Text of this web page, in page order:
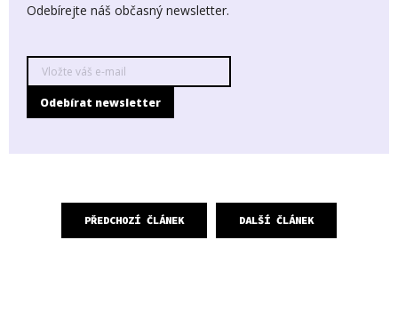
Odebírejte náš občasný newsletter.
PŘEDCHOZÍ ČLÁNEK DALŠÍ ČLÁNEK